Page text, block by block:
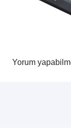
Yorum